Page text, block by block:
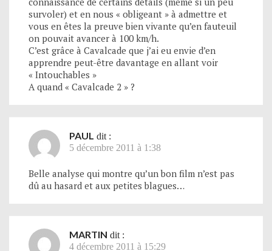
survoler) et en nous « obligeant » à admettre et
vous en êtes la preuve bien vivante qu’en fauteuil
on pouvait avancer à 100 km/h.
C’est grâce à Cavalcade que j’ai eu envie d’en
apprendre peut-être davantage en allant voir
« Intouchables »
A quand « Cavalcade 2 » ?
PAUL dit :
5 décembre 2011 à 1:38
Belle analyse qui montre qu’un bon film n’est pas
dû au hasard et aux petites blagues…
MARTIN dit :
4 décembre 2011 à 15:29